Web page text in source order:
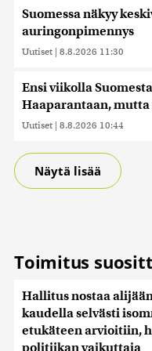
Suomessa näkyy
auringonpimennys
Uutiset | 8.8.2026 11:30
Ensi viikolla
Haaparantaan,
Uutiset | 8.8.2026 10:44
Näytä lisää
Toimitus
Hallitus nostaa
kaudella selvästi
etukäteen arvioitiin,